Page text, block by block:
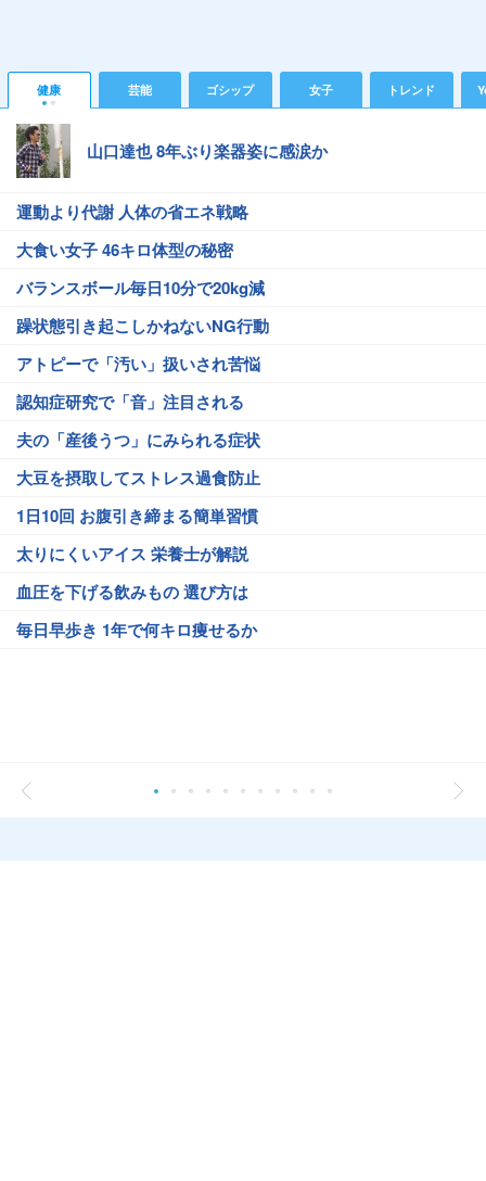
健康 芸能 ゴシップ 女子 トレンド
山口達也 8年ぶり楽器姿に感涙か
運動より代謝 人体の省エネ戦略
大食い女子 46キロ体型の秘密
バランスボール毎日10分で20kg減
躁状態引き起こしかねないNG行動
アトピーで「汚い」扱いされ苦悩
認知症研究で「音」注目される
夫の「産後うつ」にみられる症状
大豆を摂取してストレス過食防止
1日10回 お腹引き締まる簡単習慣
太りにくいアイス 栄養士が解説
血圧を下げる飲みもの 選び方は
毎日早歩き 1年で何キロ痩せるか